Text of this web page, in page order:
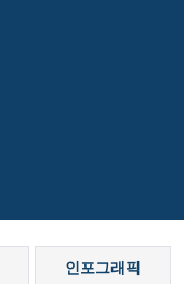
인포그래픽